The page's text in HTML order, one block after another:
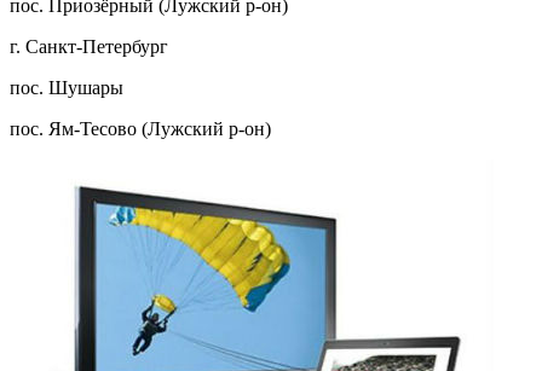
пос. Приозёрный (Лужский р-он)
г. Санкт-Петербург
пос. Шушары
пос. Ям-Тесово (Лужский р-он)